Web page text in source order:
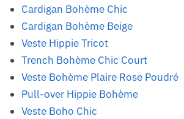
Cardigan Bohème Chic
Cardigan Bohème Beige
Veste Hippie Tricot
Trench Bohème Chic Court
Veste Bohème Plaire Rose Poudré
Pull-over Hippie Bohème
Veste Boho Chic